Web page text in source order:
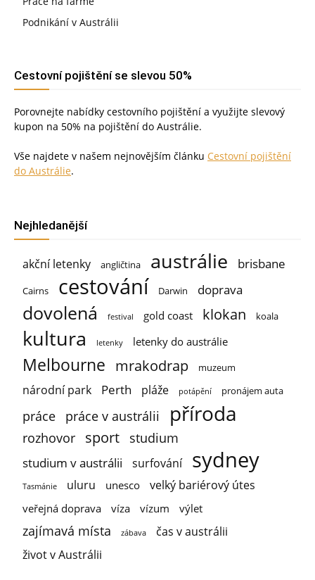
Podnikání v Austrálii
Cestovní pojištění se slevou 50%
Porovnejte nabídky cestovního pojištění a využijte slevový
kupon na 50% na pojištění do Austrálie.
Vše najdete v našem nejnovějším článku Cestovní pojištění
do Austrálie.
Nejhledanější
akční letenky angličtina austrálie brisbane
Cairns cestování Darwin doprava
dovolená festival gold coast klokan koala
kultura letenky letenky do austrálie
Melbourne mrakodrap muzeum
národní park Perth pláže potápění pronájem auta
práce práce v austrálii příroda
rozhovor sport studium
studium v austrálii surfování sydney
Tasmánie uluru unesco velký bariérový útes
veřejná doprava víza vízum výlet
zajímavá místa zábava
čas v austrálii
život v Austrálii